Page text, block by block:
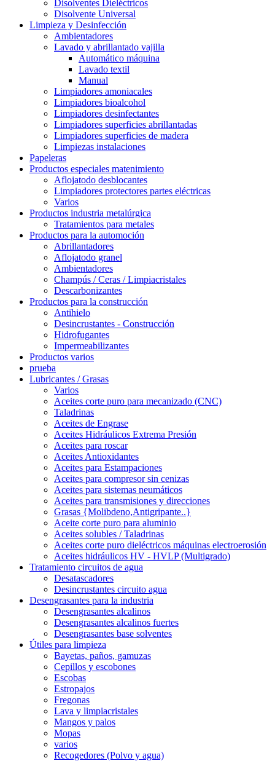
Disolventes Dieléctricos
Disolvente Universal
Limpieza y Desinfección
Ambientadores
Lavado y abrillantado vajilla
Automático máquina
Lavado textil
Manual
Limpiadores amoniacales
Limpiadores bioalcohol
Limpiadores desinfectantes
Limpiadores superficies abrillantadas
Limpiadores superficies de madera
Limpiezas instalaciones
Papeleras
Productos especiales matenimiento
Aflojatodo desblocantes
Limpiadores protectores partes eléctricas
Varios
Productos industria metalúrgica
Tratamientos para metales
Productos para la automoción
Abrillantadores
Aflojatodo granel
Ambientadores
Champús / Ceras / Limpiacristales
Descarbonizantes
Productos para la construcción
Antihielo
Desincrustantes - Construcción
Hidrofugantes
Impermeabilizantes
Productos varios
prueba
Lubricantes / Grasas
Varios
Aceites corte puro para mecanizado (CNC)
Taladrinas
Aceites de Engrase
Aceites Hidráulicos Extrema Presión
Aceites para roscar
Aceites Antioxidantes
Aceites para Estampaciones
Aceites para compresor sin cenizas
Aceites para sistemas neumáticos
Aceites para transmisiones y direcciones
Grasas {Molibdeno,Antigripante..}
Aceite corte puro para aluminio
Aceites solubles / Taladrinas
Aceites corte puro dieléctricos máquinas electroerosión
Aceites hidráulicos HV - HVLP (Multigrado)
Tratamiento circuitos de agua
Desatascadores
Desincrustantes circuito agua
Desengrasantes para la industria
Desengrasantes alcalinos
Desengrasantes alcalinos fuertes
Desengrasantes base solventes
Útiles para limpieza
Bayetas, paños, gamuzas
Cepillos y escobones
Escobas
Estropajos
Fregonas
Lava y limpiacristales
Mangos y palos
Mopas
varios
Recogedores (Polvo y agua)